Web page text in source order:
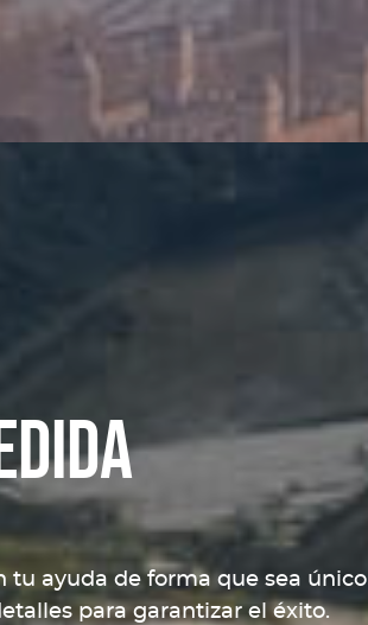
tu ayuda de forma que sea único
para garantizar el éxito.